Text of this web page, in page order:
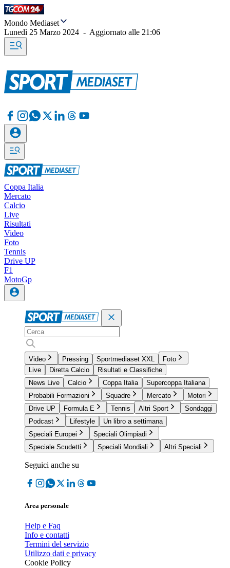
Mondo Mediaset
Lunedì 25 Marzo 2024 - Aggiornato alle 21:06
Coppa Italia
Mercato
Calcio
Live
Risultati
Video
Foto
Tennis
Drive UP
F1
MotoGp
Video Pressing Sportmediaset XXL
Foto
Live
Diretta Calcio
Risultati e Classifiche
News Live
Calcio Coppa Italia
Supercoppa Italiana
Probabili Formazioni
Squadre Mercato
Motori
Drive UP
Formula E Tennis Altri Sport
Sondaggi
Podcast
Lifestyle
Un libro a settimana
Speciali Europei
Speciali Olimpiadi
Speciale Scudetti
Speciali Mondiali Altri Speciali
Seguici anche su
Area personale
Help e Faq
Info e contatti
Termini del servizio
Utilizzo dati e privacy
Cookie Policy